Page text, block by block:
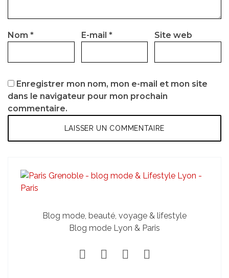
Nom * E-mail * Site web
Enregistrer mon nom, mon e-mail et mon site
dans le navigateur pour mon prochain
commentaire.
Blog mode, beauté, voyage & lifestyle
Blog mode Lyon & Paris